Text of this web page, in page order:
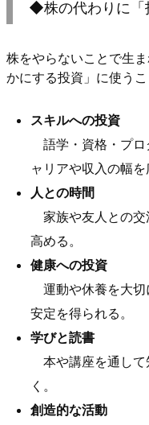
◆株の代わりに「
株をやらないことで生
かにする投資」に使うこ
スキルへの投資
語学・資格・プロ
ャリアや収入の幅を
人との時間
家族や友人との交
高める。
健康への投資
運動や休養を大切
安定を得られる。
学びと読書
本や講座を通して
く。
創造的な活動